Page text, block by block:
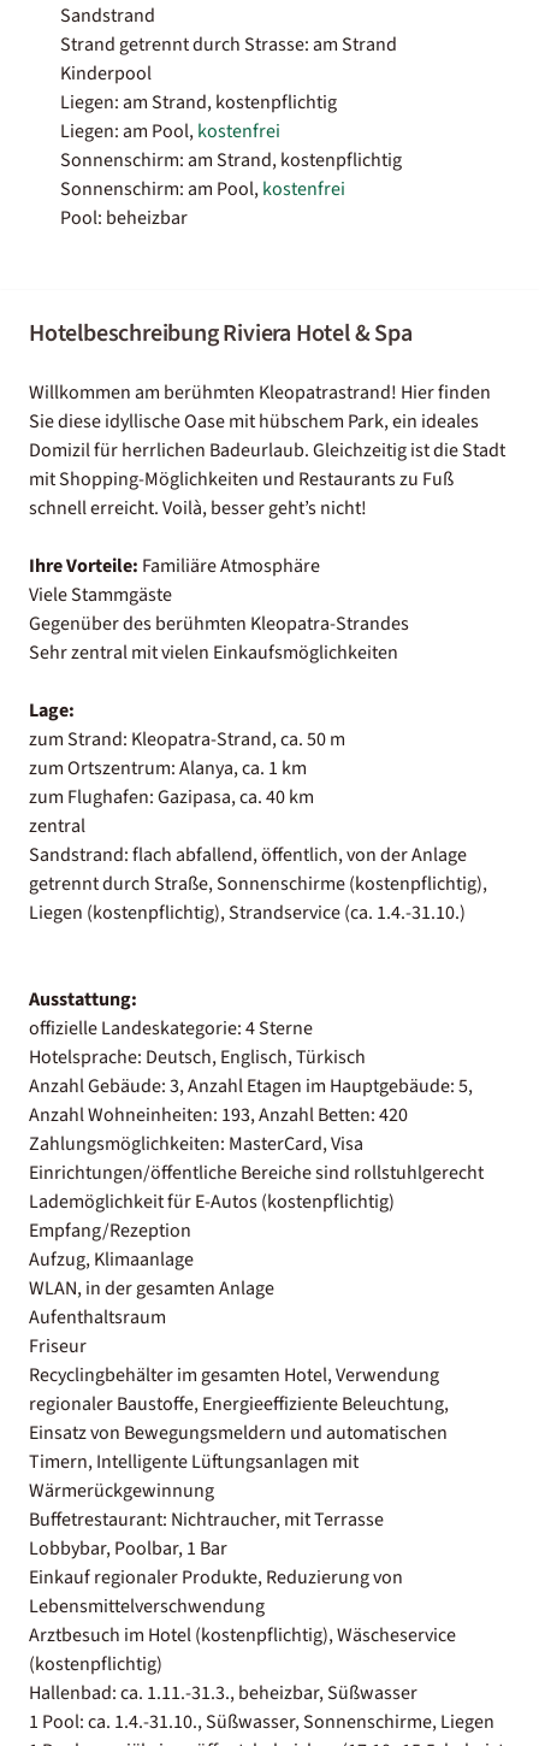
Sandstrand
Strand getrennt durch Strasse: am Strand
Kinderpool
Liegen: am Strand, kostenpflichtig
Liegen: am Pool,kostenfrei
Sonnenschirm: am Strand, kostenpflichtig
Sonnenschirm: am Pool,kostenfrei
Pool: beheizbar
Hotelbeschreibung Riviera Hotel & Spa
Willkommen am berühmten Kleopatrastrand! Hier finden
Sie diese idyllische Oase mit hübschem Park, ein ideales
Domizil für herrlichen Badeurlaub. Gleichzeitig ist die Stadt
mit Shopping-Möglichkeiten und Restaurants zu Fuß
schnell erreicht. Voilà, besser geht’s nicht!
Ihre Vorteile: Familiäre Atmosphäre
Viele Stammgäste
Gegenüber des berühmten Kleopatra-Strandes
Sehr zentral mit vielen Einkaufsmöglichkeiten
Lage:
zum Strand: Kleopatra-Strand, ca. 50 m
zum Ortszentrum: Alanya, ca. 1 km
zum Flughafen: Gazipasa, ca. 40 km
zentral
Sandstrand: flach abfallend, öffentlich, von der Anlage
getrennt durch Straße, Sonnenschirme (kostenpflichtig),
Liegen (kostenpflichtig), Strandservice (ca. 1.4.-31.10.)
Ausstattung:
offizielle Landeskategorie: 4 Sterne
Hotelsprache: Deutsch, Englisch, Türkisch
Anzahl Gebäude: 3, Anzahl Etagen im Hauptgebäude: 5,
Anzahl Wohneinheiten: 193, Anzahl Betten: 420
Zahlungsmöglichkeiten: MasterCard, Visa
Einrichtungen/öffentliche Bereiche sind rollstuhlgerecht
Lademöglichkeit für E-Autos (kostenpflichtig)
Empfang/Rezeption
Aufzug, Klimaanlage
WLAN, in der gesamten Anlage
Aufenthaltsraum
Friseur
Recyclingbehälter im gesamten Hotel, Verwendung
regionaler Baustoffe, Energieeffiziente Beleuchtung,
Einsatz von Bewegungsmeldern und automatischen
Timern, Intelligente Lüftungsanlagen mit
Wärmerückgewinnung
Buffetrestaurant: Nichtraucher, mit Terrasse
Lobbybar, Poolbar, 1 Bar
Einkauf regionaler Produkte, Reduzierung von
Lebensmittelverschwendung
Arztbesuch im Hotel (kostenpflichtig), Wäscheservice
(kostenpflichtig)
Hallenbad: ca. 1.11.-31.3., beheizbar, Süßwasser
1 Pool: ca. 1.4.-31.10., Süßwasser, Sonnenschirme, Liegen